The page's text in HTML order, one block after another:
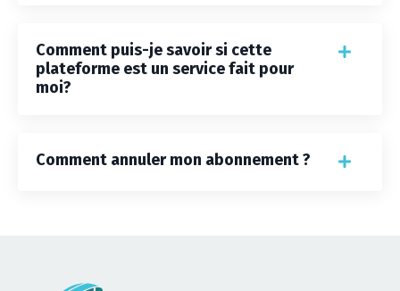
Comment puis-je savoir si cette
plateforme est un service fait pour
moi?
Comment annuler mon abonnement ?